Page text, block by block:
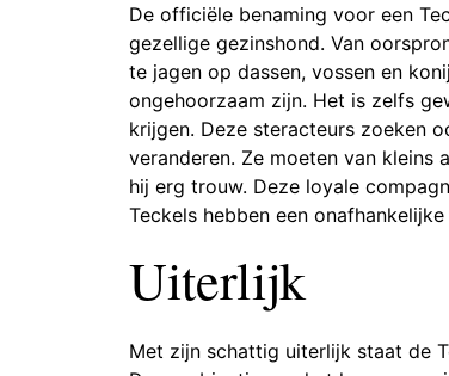
De officiële benaming voor een
gezellige gezinshond. Van
te jagen op dassen, vossen en
ongehoorzaam zijn. Het is zelfs
krijgen. Deze steracteurs zoeken
veranderen. Ze moeten van kleins
hij erg trouw. Deze loyale
Teckels hebben een
Uiterlijk
Met zijn schattig uiterlijk staat de